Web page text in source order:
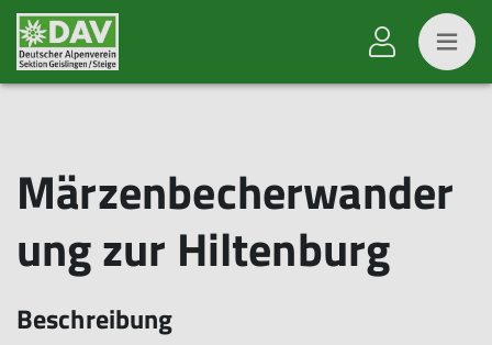
Märzenbecherwander
ung zur Hiltenburg
Beschreibung